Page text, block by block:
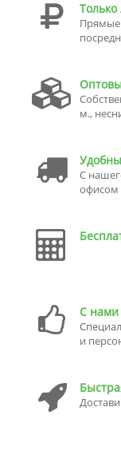
Прямые
м.,
С
офисом
С нами
и